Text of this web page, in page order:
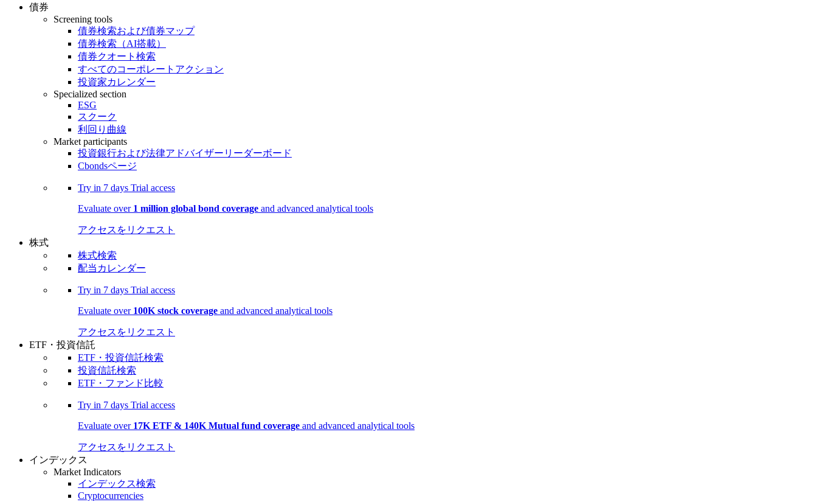
債券
Screening tools
債券検索および債券マップ
債券検索（AI搭載）
債券クオート検索
すべてのコーポレートアクション
投資家カレンダー
Specialized section
ESG
スクーク
利回り曲線
Market participants
投資銀行および法律アドバイザーリーダーボード
Cbondsページ
Try in 7 days Trial access
Evaluate over 1 million global bond coverage and advanced analytical tools
アクセスをリクエスト
株式
株式検索
配当カレンダー
Try in 7 days Trial access
Evaluate over 100K stock coverage and advanced analytical tools
アクセスをリクエスト
ETF・投資信託
ETF・投資信託検索
投資信託検索
ETF・ファンド比較
Try in 7 days Trial access
Evaluate over 17K ETF & 140K Mutual fund coverage and advanced analytical tools
アクセスをリクエスト
インデックス
Market Indicators
インデックス検索
Cryptocurrencies